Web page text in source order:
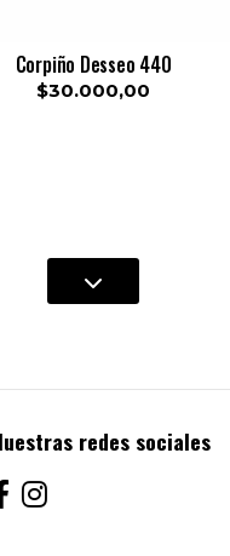
Corpiño Desseo 440
$30.000,00
redes sociales